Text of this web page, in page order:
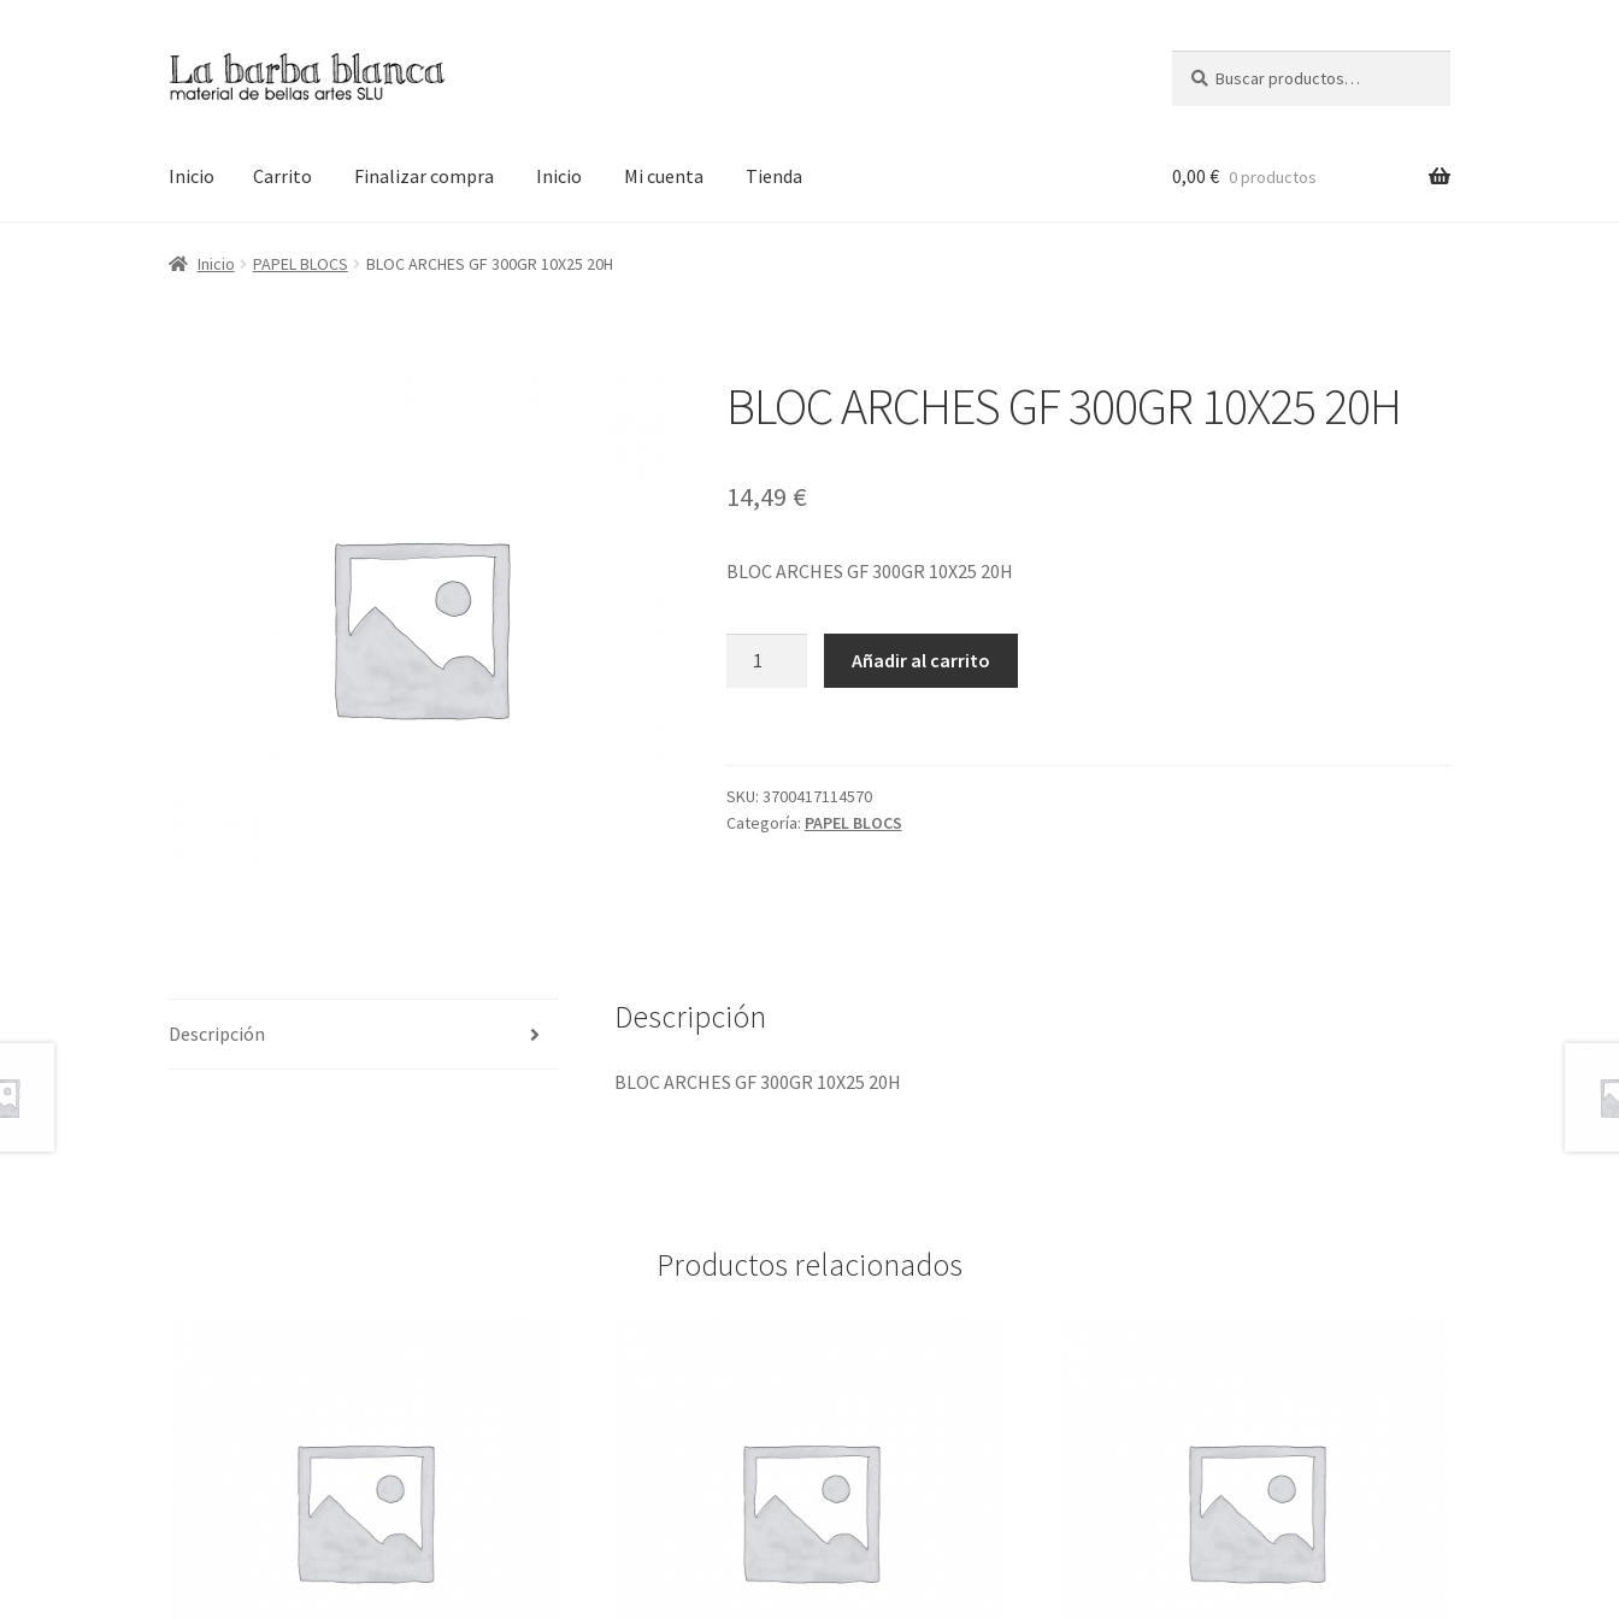
Ir
a
Ir
al
por:
Inicio Carrito Finalizar compra Inicio Mi cuenta Tienda
Inicio CarritoFinalizar compra Inicio Mi cuenta Tienda
0,00 € 0 productos
Inicio PAPEL BLOCS BLOC ARCHES GF 300GR 10X25 20H
BLOC ARCHES GF 300GR 10X25 20H
14,49 €
BLOC ARCHES GF 300GR 10X25 20H
20H
cantidad
Añadir al carrito
SKU: 3700417114570
Categoría: PAPEL BLOCS
Descripción Descripción
BLOC ARCHES GF 300GR 10X25 20H
Productos relacionados